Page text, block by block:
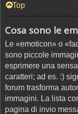
Top
Cosa sono le
Le «emoticon» o
sono piccole
esprimere una
caratteri; ad es. :)
forum trasforma
immagini. La lista
pagina di invio